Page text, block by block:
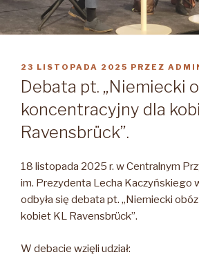
OPUBLIKOWANE
W
23 LISTOPADA 2025 PRZEZ
Debata pt. „Niemiecki
koncentracyjny dla
Ravensbrück”.
18 listopada 2025 r. w Centralnym
im. Prezydenta Lecha Kaczyńskiego
odbyła się debata pt. „Niemiecki
kobiet KL Ravensbrück”.
W debacie wzięli udział: